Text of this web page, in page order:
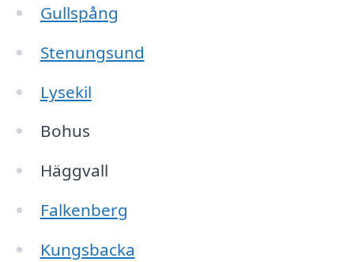
Gullspång
Stenungsund
Lysekil
Bohus
Häggvall
Falkenberg
Kungsbacka